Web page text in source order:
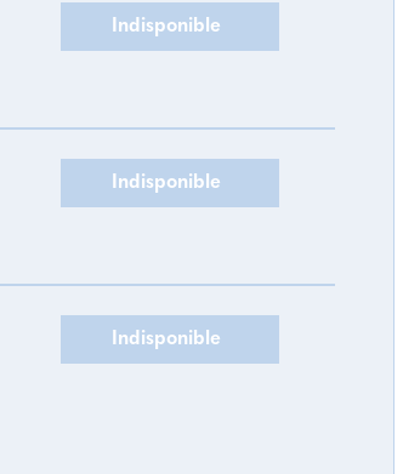
Indisponible
Indisponible
Indisponible